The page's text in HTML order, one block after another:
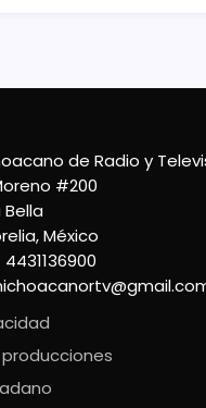
de Radio y
#200
México